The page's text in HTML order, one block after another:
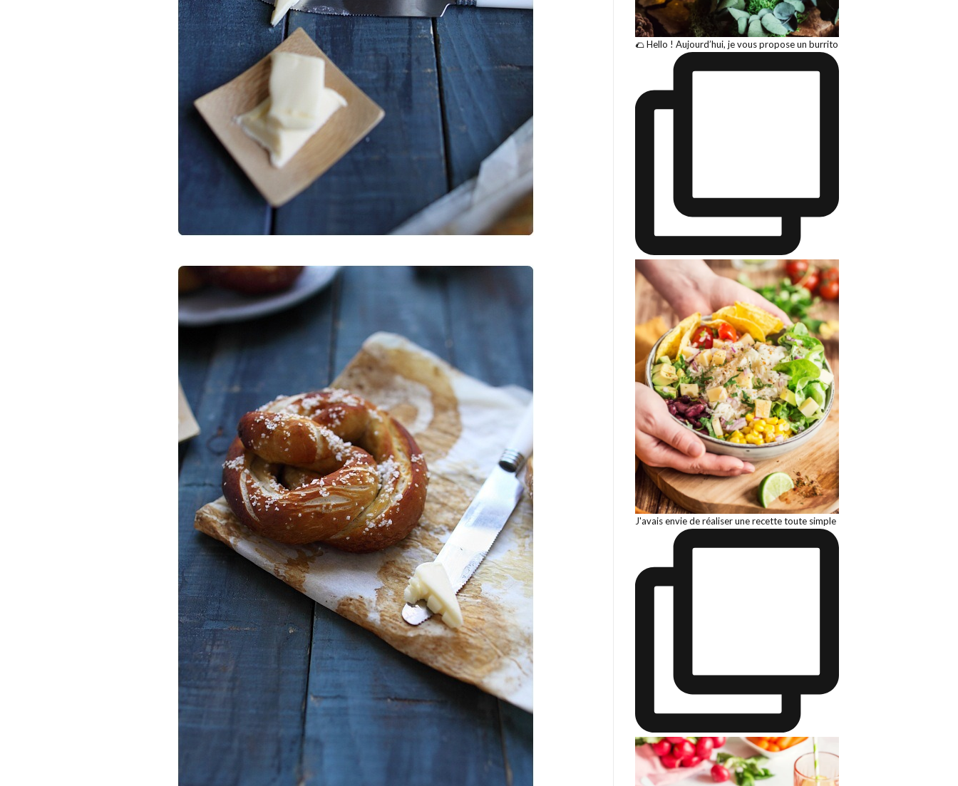
🌮 Hello ! Aujourd’hui, je vous propose un burrito
J'avais envie de réaliser une recette toute simple